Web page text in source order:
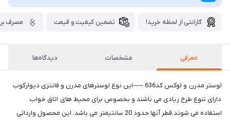
گارانتی از لحظه خرید! تضمین کیفیت و قیمت مصرف
معرفی مشخصات دیدگاه‌ها
لوستر مدرن و لوکس کد636 -----این نوع لوسترهای مدرن و فانتزی دیوارکوب
دارای تنوع طرح زیادی می باشند و بخصوص برای محیط های اتاق خواب
استفاده می شوند.قطر آنها حدود 20 سانتیمتر می باشد. این محصول وارداتی